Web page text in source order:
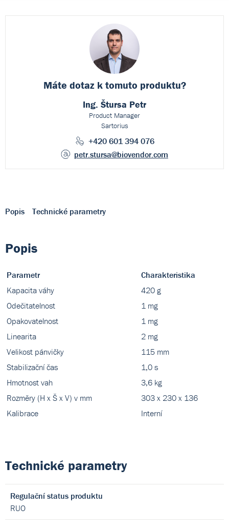
Máte dotaz k tomuto produktu?
Ing. Štursa Petr
Product Manager
Sartorius
+420 601 394 076
petr.stursa@biovendor.com
Popis Technické parametry
Popis
Parametr
Charakteristika
Kapacita váhy
420 g
Odečitatelnost
1 mg
Opakovatelnost
1 mg
Linearita
2 mg
Velikost pánvičky
115 mm
Stabilizační čas
1,0 s
Hmotnost vah
3,6 kg
Rozměry (H x Š x V) v mm
303 x 230 x 136
Kalibrace
Interní
Technické parametry
Regulační status produktu
RUO